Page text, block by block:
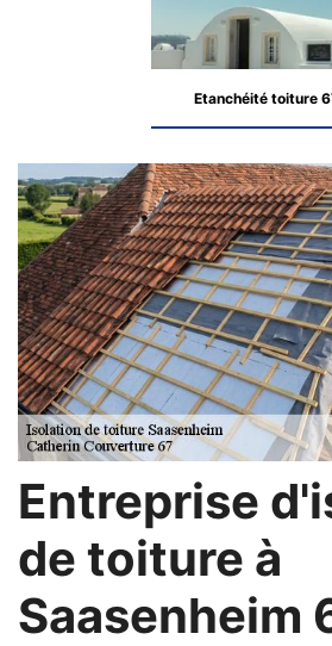
Etanchéité toiture
Entreprise
de toiture à
Saasenheim